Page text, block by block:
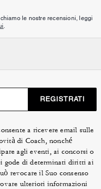
le nostre recensioni, leggi
REGISTRATI
a ricevere email sulle
di Coach, nonché
agli eventi, ai concorsi o
gode di determinati diritti ai
revocare il Suo consenso
ulteriori informazioni